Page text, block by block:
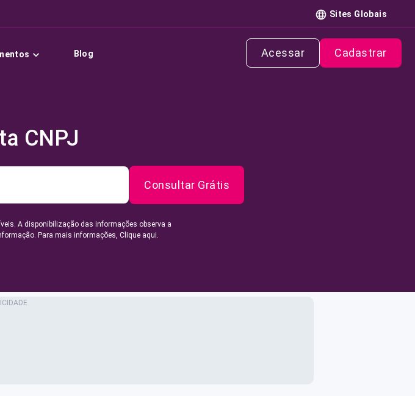
Sites Globais
Blog Acessar Cadastrar
CNPJ
Consultar Grátis
A disponibilização das informações observa a
Para mais informações, Clique aqui.